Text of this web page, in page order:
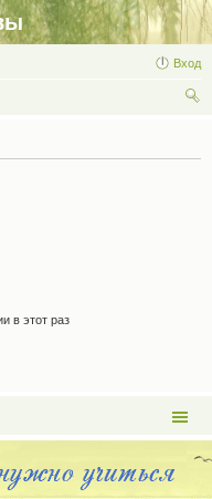
Вход
в этот раз